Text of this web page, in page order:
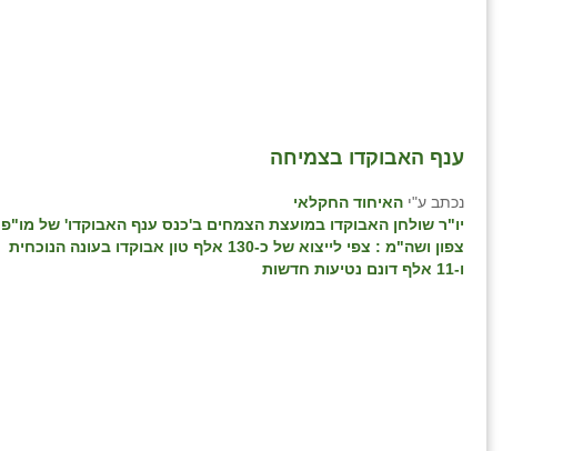
ענף האבוקדו בצמיחה
נכתב ע"י האיחוד החקלאי
יו"ר שולחן האבוקדו במועצת הצמחים ב'כנס ענף האבוקדו' של מו"פ
צפון ושה"מ : צפי לייצוא של כ-130 אלף טון אבוקדו בעונה הנוכחית
ו-11 אלף דונם נטיעות חדשות